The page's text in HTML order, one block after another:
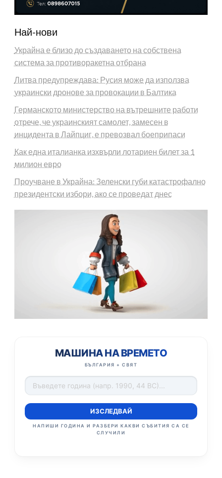
Най-нови
Украйна е близо до създаването на собствена
система за противоракетна отбрана
Литва предупреждава: Русия може да използва
украински дронове за провокации в Балтика
Германското министерство на вътрешните работи
отрече, че украинският самолет, замесен в
инцидента в Лайпциг, е превозвал боеприпаси
Как една италианка изхвърли лотариен билет за 1
милион евро
Проучване в Украйна: Зеленски губи катастрофално
президентски избори, ако се проведат днес
МАШИНА НА ВРЕМЕТО
БЪЛГАРИЯ + СВЯТ
ИЗСЛЕДВАЙ
НАПИШИ ГОДИНА И РАЗБЕРИ КАКВИ СЪБИТИЯ СА СЕ
СЛУЧИЛИ